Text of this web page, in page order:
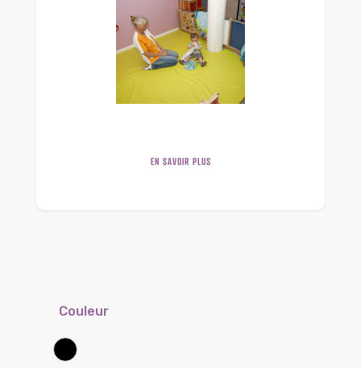
EN SAVOIR PLUS
Couleur
Noir